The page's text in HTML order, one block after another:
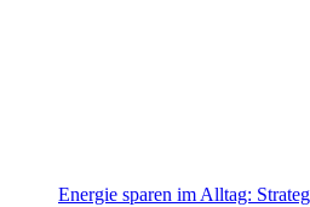
Energie sparen im Alltag: